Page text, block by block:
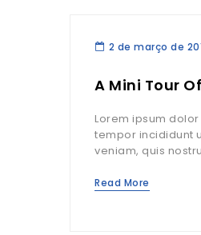
2 de março de
A Mini Tour
Lorem ipsum
tempor incididunt
veniam, quis
Read More